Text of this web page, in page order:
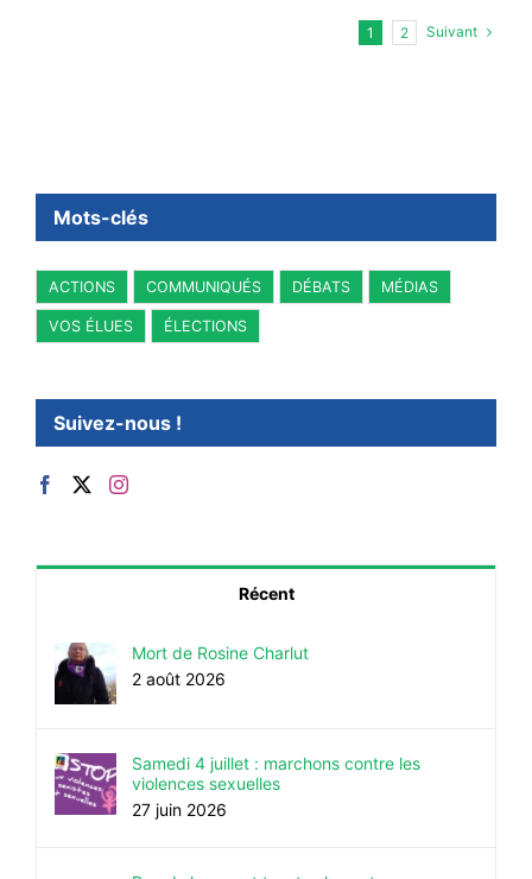
1 2 Suivant
Mots-clés
ACTIONS COMMUNIQUÉS DÉBATS MÉDIAS
VOS ÉLUES ÉLECTIONS
Suivez-nous !
Récent
Mort de Rosine Charlut
2 août 2026
Samedi 4 juillet : marchons contre les
violences sexuelles
27 juin 2026